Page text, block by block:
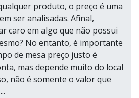
produto, o preço é uma
ser analisadas. Afinal,
caro em algo que não possui
No entanto, é importante
de mesa preço justo é
mas depende muito do local
não é somente o valor que